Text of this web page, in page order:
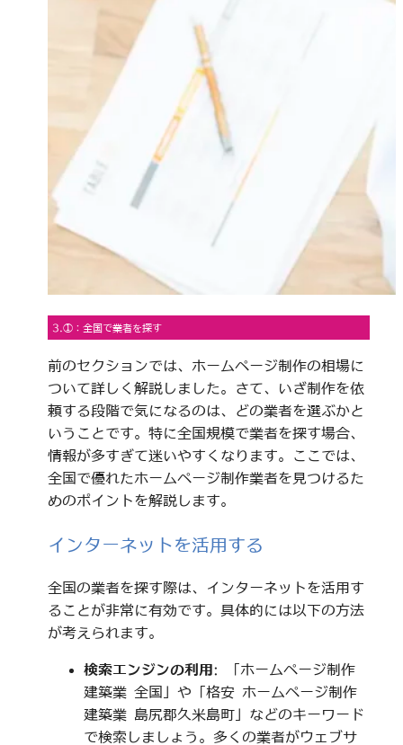
3.①：全国で業者を探す
前のセクションでは、ホームページ制作の相場に
ついて詳しく解説しました。さて、いざ制作を依
頼する段階で気になるのは、どの業者を選ぶかと
いうことです。特に全国規模で業者を探す場合、
情報が多すぎて迷いやすくなります。ここでは、
全国で優れたホームページ制作業者を見つけるた
めのポイントを解説します。
インターネットを活用する
全国の業者を探す際は、インターネットを活用す
ることが非常に有効です。具体的には以下の方法
が考えられます。
検索エンジンの利用 : 「ホームページ制作
建築業 全国」や「格安 ホームページ制作
建築業 島尻郡久米島町」などのキーワード
で検索しましょう。多くの業者がウェブサ